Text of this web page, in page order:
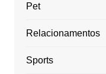
Pet
Relacionamentos
Sports